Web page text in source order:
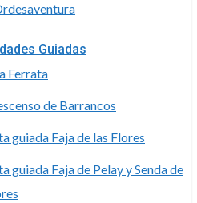
Guiadas
Ferrata
de Barrancos
guiada Faja de las Flores
guiada Faja de Pelay y Senda de